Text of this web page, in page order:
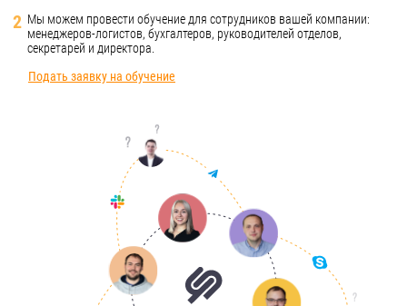
2 Мы можем провести обучение для сотрудников вашей компании:
менеджеров-логистов, бухгалтеров, руководителей отделов,
секретарей и директора.
Подать заявку на обучение